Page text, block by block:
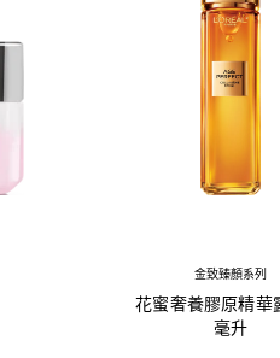
金致臻顏系列
花蜜奢養膠原精華
毫升